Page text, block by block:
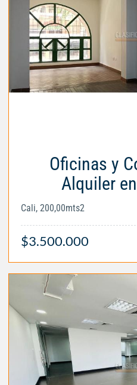
Oficinas y
Alquiler
Cali, 200,00mts2
$3.500.000